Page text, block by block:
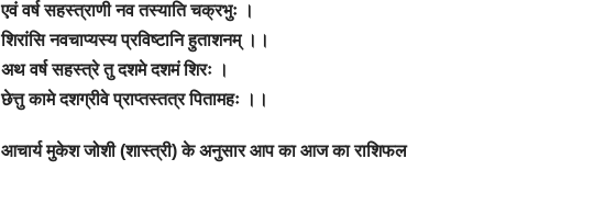
एवं वर्ष सहस्त्राणी नव तस्याति चक्रभुः ।
शिरांसि नवचाप्यस्य प्रविष्टानि हुताशनम् ।।
अथ वर्ष सहस्त्रे तु दशमे दशमं शिरः ।
छेत्तु कामे दशग्रीवे प्राप्तस्तत्र पितामहः ।।
आचार्य मुकेश जोशी (शास्त्री) के अनुसार आप का आज का राशिफल